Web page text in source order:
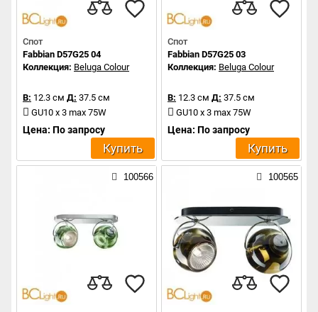
Спот
Fabbian D57G25 04
Коллекция: Beluga Colour
В: 12.3 см Д: 37.5 см
GU10 x 3 max 75W
Цена: По запросу
Купить
Спот
Fabbian D57G25 03
Коллекция: Beluga Colour
В: 12.3 см Д: 37.5 см
GU10 x 3 max 75W
Цена: По запросу
Купить
100566 100565